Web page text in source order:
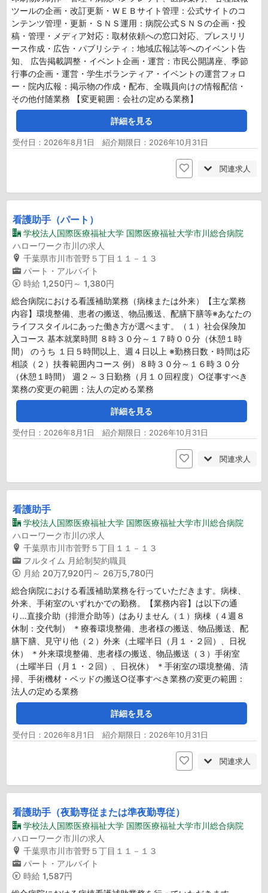
ツールの企画・改訂更新・ＷＥＢサイト管理：公式サイトのコ
ンテンツ管理・更新・ＳＮＳ運用：病院公式ＳＮＳの企画・投
稿・管理・メディア対応：取材依頼への窓口対応、プレスリリ
ース作成・広告・パブリシティ：地域広報誌等へのイベント告
知、 広告掲載調整・イベント企画・運営：市民公開講座、季節
行事の企画・運営・学生ボランティア・イベントの運営フォロ
ー・院内広報：掲示物の作成・配布、全職員向けの情報配信・
その他付随業務 【変更範囲：会社の定める業務】
詳細を見る
受付日：2026年8月1日 紹介期限日：2026年10月31日
関連求人
看護助手（パート）
学校法人国際医療福祉大学 国際医療福祉大学市川総合病院
ハローワーク市川の求人
千葉県市川市菅野５丁目１１－１３
パート・アルバイト
時給 1,250円～ 1,380円
総合病院における看護補助業務（病棟または外来）【主な業務
内容】環境整備、患者の搬送、物品搬送、配膳下膳等※あなたの
ライフスタイルにあった働き方が選べます。（１）社会保険加
入コース 基本就業時間 ８時３０分～１７時００分（休憩１時
間） のうち １日５時間以上、週４日以上 ※勤務日数・時間は応
相談（２）扶養範囲内コース 例）８時３０分～１６時３０分
（休憩１時間） 週２～３日勤務（月１０回程度）○従事すべき
業務の変更の範囲：法人の定める業務
詳細を見る
受付日：2026年8月1日 紹介期限日：2026年10月31日
関連求人
看護助手
学校法人国際医療福祉大学 国際医療福祉大学市川総合病院
ハローワーク市川の求人
千葉県市川市菅野５丁目１１－１３
フルタイム 月給制契約職員
月給 20万7,920円～ 26万5,780円
総合病院における看護補助業務を行っていただきます。病棟、
外来、手術室のいずれかでの勤務。【業務内容】は以下の通
り…直接介助（排泄介助等）はありません（１）病棟（４週８
休制：交代制） ＊療養環境整備、患者様の搬送、物品搬送、配
膳下膳、見守り他（２）外来（土曜半日（月１・２回）、日祝
休） ＊外来環境整備、患者様の搬送、物品搬送（３）手術室
（土曜半日（月１・２回）、日祝休） ＊手術室の環境整備、清
掃、手術機材・ベッドの搬送○従事すべき業務の変更の範囲：
法人の定める業務
詳細を見る
受付日：2026年8月1日 紹介期限日：2026年10月31日
関連求人
看護助手（夜勤専従または準夜勤専従）
学校法人国際医療福祉大学 国際医療福祉大学市川総合病院
ハローワーク市川の求人
千葉県市川市菅野５丁目１１－１３
パート・アルバイト
時給 1,587円